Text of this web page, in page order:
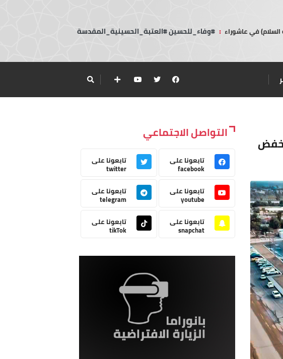
في عاشوراء : #وفاء_للحسين #العتبة_الحسينية_المقدسة
التواصل الاجتماعي
تابعونا على
facebook
تابعونا على
twitter
تابعونا على
youtube
تابعونا على
telegram
تابعونا على
snapchat
تابعونا على
tikTok